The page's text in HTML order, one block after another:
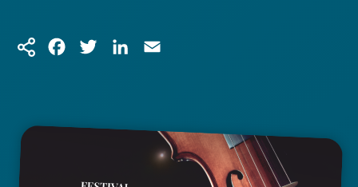
FacebookTwitter LinkedIn Email